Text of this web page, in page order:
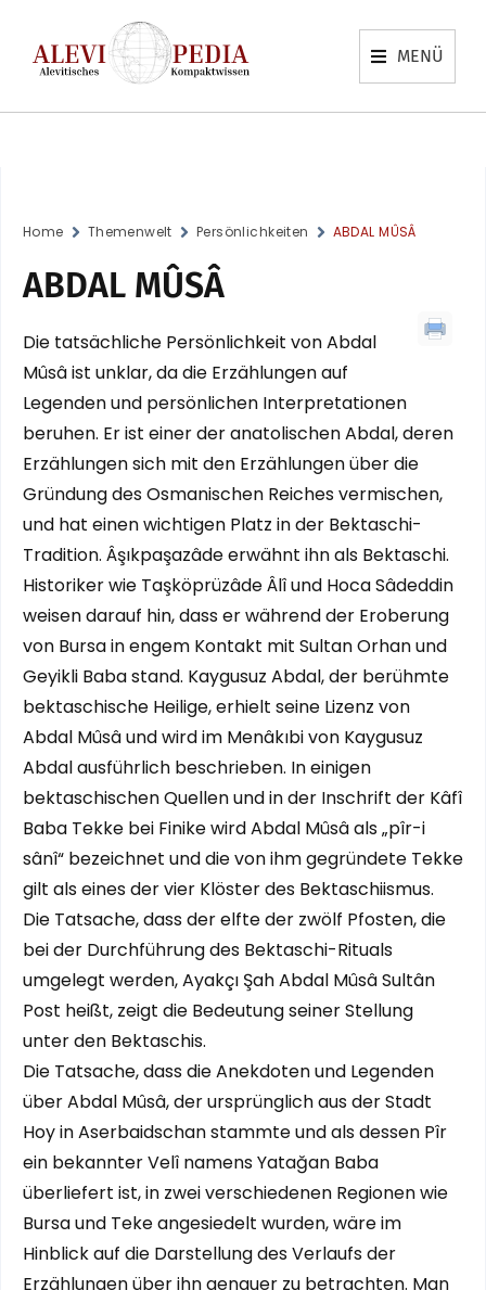
MENÜ
Home Themenwelt Persönlichkeiten ABDAL MÛSÂ
ABDAL MÛSÂ
Die tatsächliche Persönlichkeit von Abdal
Mûsâ ist unklar, da die Erzählungen auf
Legenden und persönlichen Interpretationen
beruhen. Er ist einer der anatolischen Abdal, deren
Erzählungen sich mit den Erzählungen über die
Gründung des Osmanischen Reiches vermischen,
und hat einen wichtigen Platz in der Bektaschi-
Tradition. Âşıkpaşazâde erwähnt ihn als Bektaschi.
Historiker wie Taşköprüzâde Âlî und Hoca Sâdeddin
weisen darauf hin, dass er während der Eroberung
von Bursa in engem Kontakt mit Sultan Orhan und
Geyikli Baba stand. Kaygusuz Abdal, der berühmte
bektaschische Heilige, erhielt seine Lizenz von
Abdal Mûsâ und wird im Menâkıbi von Kaygusuz
Abdal ausführlich beschrieben. In einigen
bektaschischen Quellen und in der Inschrift der Kâfî
Baba Tekke bei Finike wird Abdal Mûsâ als „pîr-i
sânî“ bezeichnet und die von ihm gegründete Tekke
gilt als eines der vier Klöster des Bektaschiismus.
Die Tatsache, dass der elfte der zwölf Pfosten, die
bei der Durchführung des Bektaschi-Rituals
umgelegt werden, Ayakçı Şah Abdal Mûsâ Sultân
Post heißt, zeigt die Bedeutung seiner Stellung
unter den Bektaschis.
Die Tatsache, dass die Anekdoten und Legenden
über Abdal Mûsâ, der ursprünglich aus der Stadt
Hoy in Aserbaidschan stammte und als dessen Pîr
ein bekannter Velî namens Yatağan Baba
überliefert ist, in zwei verschiedenen Regionen wie
Bursa und Teke angesiedelt wurden, wäre im
Hinblick auf die Darstellung des Verlaufs der
Erzählungen über ihn genauer zu betrachten. Man